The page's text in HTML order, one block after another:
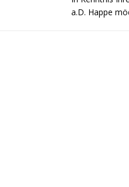
a.D. Happe